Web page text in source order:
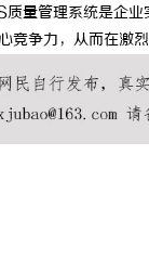
量管理系统是企业
竞争力，从而在激